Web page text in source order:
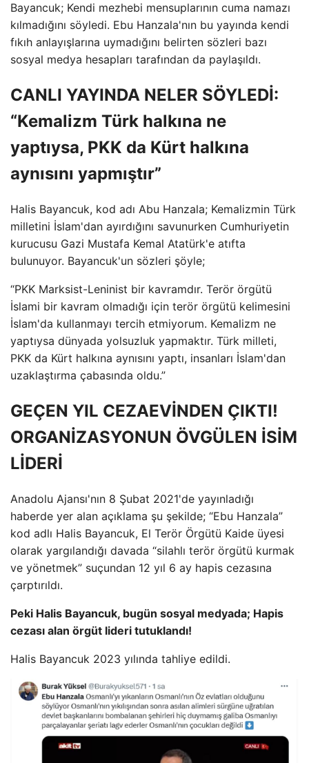
Bayancuk; Kendi mezhebi mensuplarının cuma namazı
kılmadığını söyledi. Ebu Hanzala'nın bu yayında kendi
fıkıh anlayışlarına uymadığını belirten sözleri bazı
sosyal medya hesapları tarafından da paylaşıldı.
CANLI YAYINDA NELER SÖYLEDİ:
“Kemalizm Türk halkına ne
yaptıysa, PKK da Kürt halkına
aynısını yapmıştır”
Halis Bayancuk, kod adı Abu Hanzala; Kemalizmin Türk
milletini İslam'dan ayırdığını savunurken Cumhuriyetin
kurucusu Gazi Mustafa Kemal Atatürk'e atıfta
bulunuyor. Bayancuk'un sözleri şöyle;
“PKK Marksist-Leninist bir kavramdır. Terör örgütü
İslami bir kavram olmadığı için terör örgütü kelimesini
İslam'da kullanmayı tercih etmiyorum. Kemalizm ne
yaptıysa dünyada yolsuzluk yapmaktır. Türk milleti,
PKK da Kürt halkına aynısını yaptı, insanları İslam'dan
uzaklaştırma çabasında oldu.”
GEÇEN YIL CEZAEVİNDEN ÇIKTI!
ORGANİZASYONUN ÖVGÜLEN İSİM
LİDERİ
Anadolu Ajansı'nın 8 Şubat 2021'de yayınladığı
haberde yer alan açıklama şu şekilde; “Ebu Hanzala”
kod adlı Halis Bayancuk, El Terör Örgütü Kaide üyesi
olarak yargılandığı davada “silahlı terör örgütü kurmak
ve yönetmek” suçundan 12 yıl 6 ay hapis cezasına
çarptırıldı.
Peki Halis Bayancuk, bugün sosyal medyada; Hapis
cezası alan örgüt lideri tutuklandı!
Halis Bayancuk 2023 yılında tahliye edildi.